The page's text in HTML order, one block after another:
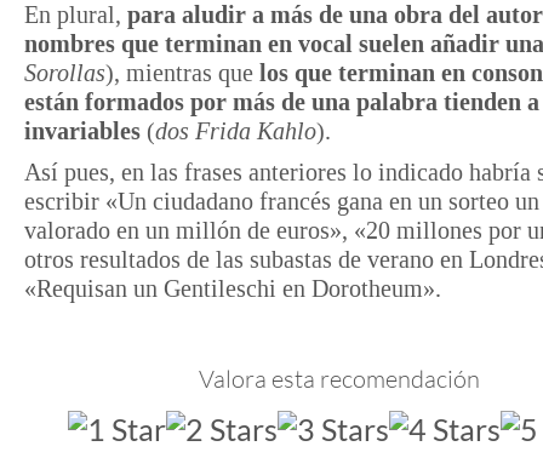
En plural, para aludir a más de una obra del autor
nombres que terminan en vocal suelen añadir
Sorollas), mientras que los que terminan en
están formados por más de una palabra tienden
invariables (dos Frida Kahlo).
Así pues, en las frases anteriores lo indicado habría
escribir «Un ciudadano francés gana en un sorteo
valorado en un millón de euros», «20 millones por
otros resultados de las subastas de verano en
«Requisan un Gentileschi en Dorotheum».
Valora esta recomendación